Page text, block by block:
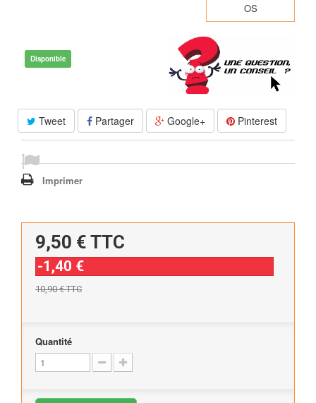
OS
Disponible
Tweet Partager Google+ Pinterest
Imprimer
9,50 € TTC
-1,40 €
10,90 €TTC
Quantité